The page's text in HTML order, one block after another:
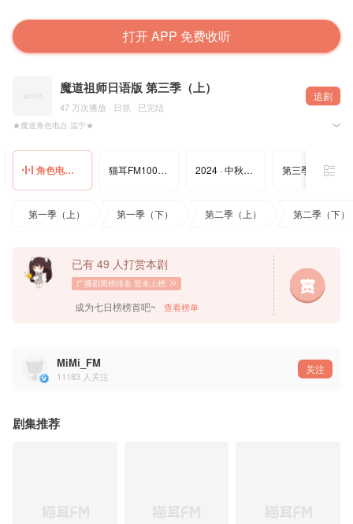
打开 APP 免费收听
魔道祖师日语版 第三季（上）
47 万次播放 · 日抓 · 已完结
追剧
★魔道角色电台·温宁★
温宁：保志总一朗
=STAFF=
项目监督：括号 @战场老军医括号君
翻译监督：Renee、優、高冈直美、瑾谙
制作管理：Renee、高冈直美、瑾谙、泡泡乐
音频制作：BraveHearts
录音工作室：BraveHearts Studio
录音：寺内良祐、加峯广一
原作监修：動物
后期：泡泡乐
协助：清川ゆかり、吴兆峰、田中大介
角色电台 · 温宁 猫耳FM1000万纪念 2024 · 中秋语音 第三季（上）端午节语音
第一季（上） 第一季（下） 第二季（上） 第二季（下）
已有 49 人打赏本剧
广播剧周榜排名 暂未上榜
成为七日榜榜首吧~ 查看榜单
MiMi_FM
11183 人关注
关注
剧集推荐